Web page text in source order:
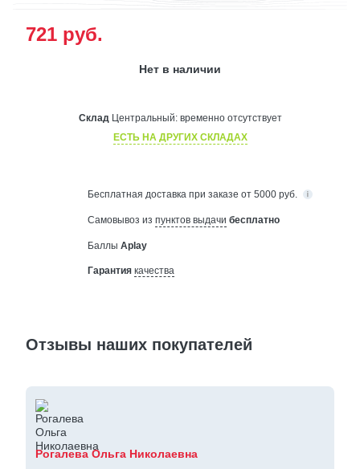
721 руб.
Нет в наличии
Склад Центральный: временно отсутствует
ЕСТЬ НА ДРУГИХ СКЛАДАХ
Бесплатная доставка при заказе от 5000 руб.
Самовывоз из пунктов выдачи бесплатно
Баллы Aplay
Гарантия качества
Отзывы наших покупателей
Рогалева Ольга Николаевна